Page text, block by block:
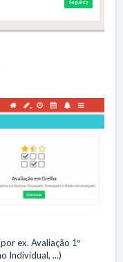
ex. Avaliação 1º
Individual, ...)